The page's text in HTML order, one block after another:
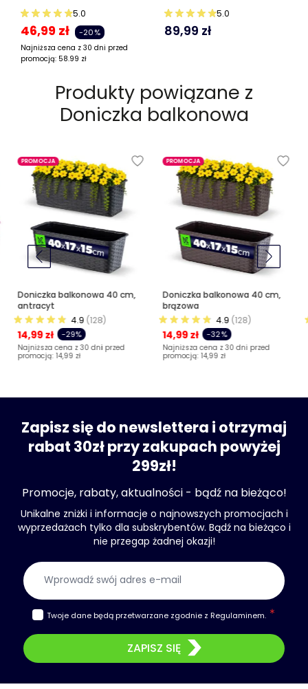
5.0
46,99 zł -20%
Najniższa cena z 30 dni przed
promocją: 58.99 zł
5.0
89,99 zł
Produkty powiązane z
Doniczka balkonowa
PROMOCJA
Doniczka balkonowa 40 cm,
antracyt
4.9 (128)
14,99 zł -29%
Najniższa cena z 30 dni przed
promocją: 14,99 zł
PROMOCJA
Doniczka balkonowa 40 cm,
brązowa
4.9 (128)
14,99 zł -32%
Najniższa cena z 30 dni przed
promocją: 14,99 zł
Zapisz się do newslettera i otrzymaj
rabat 30zł przy zakupach powyżej
299zł!
Promocje, rabaty, aktualności - bądź na bieżąco!
Unikalne zniżki i informacje o najnowszych promocjach i
wyprzedażach tylko dla subskrybentów. Bądź na bieżąco i
nie przegap żadnej okazji!
Twoje dane będą przetwarzane zgodnie z Regulaminem.
ZAPISZ SIĘ